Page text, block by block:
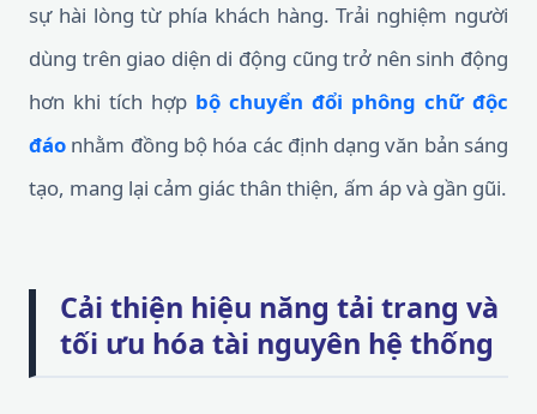
sự hài lòng từ phía khách hàng. Trải nghiệm người
dùng trên giao diện di động cũng trở nên sinh động
hơn khi tích hợp bộ chuyển đổi phông chữ độc
đáo nhằm đồng bộ hóa các định dạng văn bản sáng
tạo, mang lại cảm giác thân thiện, ấm áp và gần gũi.
Cải thiện hiệu năng tải trang và
tối ưu hóa tài nguyên hệ thống